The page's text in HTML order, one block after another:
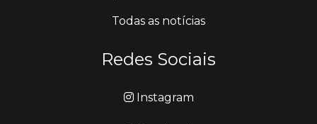
Todas as notícias
Redes Sociais
Instagram